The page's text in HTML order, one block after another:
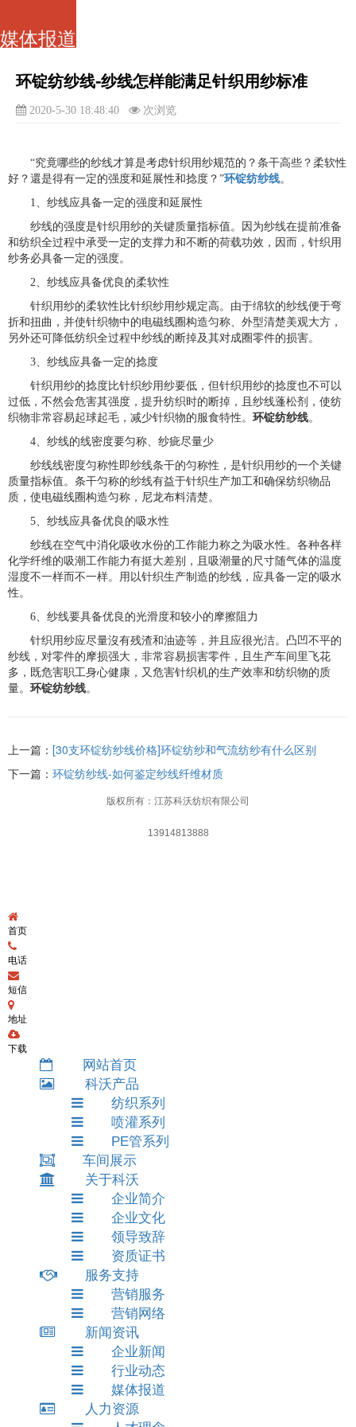
媒体报道
环锭纺纱线-纱线怎样能满足针织用纱标准
2020-5-30 18:48:40 次浏览
“究竟哪些的纱线才算是考虑针织用纱规范的？条干高些？柔软性
好？還是得有一定的强度和延展性和捻度？”环锭纺纱线。
1、纱线应具备一定的强度和延展性
纱线的强度是针织用纱的关键质量指标值。因为纱线在提前准备
和纺织全过程中承受一定的支撑力和不断的荷载功效，因而，针织用
纱务必具备一定的强度。
2、纱线应具备优良的柔软性
针织用纱的柔软性比针织纱用纱规定高。由于绵软的纱线便于弯
折和扭曲，并使针织物中的电磁线圈构造匀称、外型清楚美观大方，
另外还可降低纺织全过程中纱线的断掉及其对成圈零件的损害。
3、纱线应具备一定的捻度
针织用纱的捻度比针织纱用纱要低，但针织用纱的捻度也不可以
过低，不然会危害其强度，提升纺织时的断掉，且纱线蓬松剂，使纺
织物非常容易起球起毛，减少针织物的服食特性。 环锭纺纱线。
4、纱线的线密度要匀称、纱疵尽量少
纱线线密度匀称性即纱线条干的匀称性，是针织用纱的一个关键
质量指标值。条干匀称的纱线有益于针织生产加工和确保纺织物品
质，使电磁线圈构造匀称，尼龙布料清楚。
5、纱线应具备优良的吸水性
纱线在空气中消化吸收水份的工作能力称之为吸水性。各种各样
化学纤维的吸潮工作能力有挺大差别，且吸潮量的尺寸随气体的温度
湿度不一样而不一样。用以针织生产制造的纱线，应具备一定的吸水
性。
6、纱线要具备优良的光滑度和较小的摩擦阻力
针织用纱应尽量沒有残渣和油迹等，并且应很光洁。凸凹不平的
纱线，对零件的摩损强大，非常容易损害零件，且生产车间里飞花
多，既危害职工身心健康，又危害针织机的生产效率和纺织物的质
量。 环锭纺纱线。
上一篇： [30支环锭纺纱线价格]环锭纺纱和气流纺纱有什么区别
下一篇： 环锭纺纱线-如何鉴定纱线纤维材质
版权所有：江苏科沃纺织有限公司
13914813888
首页
电话
短信
地址
下载
网站首页
科沃产品
纺织系列
喷灌系列
PE管系列
车间展示
关于科沃
企业简介
企业文化
领导致辞
资质证书
服务支持
营销服务
营销网络
新闻资讯
企业新闻
行业动态
媒体报道
人力资源